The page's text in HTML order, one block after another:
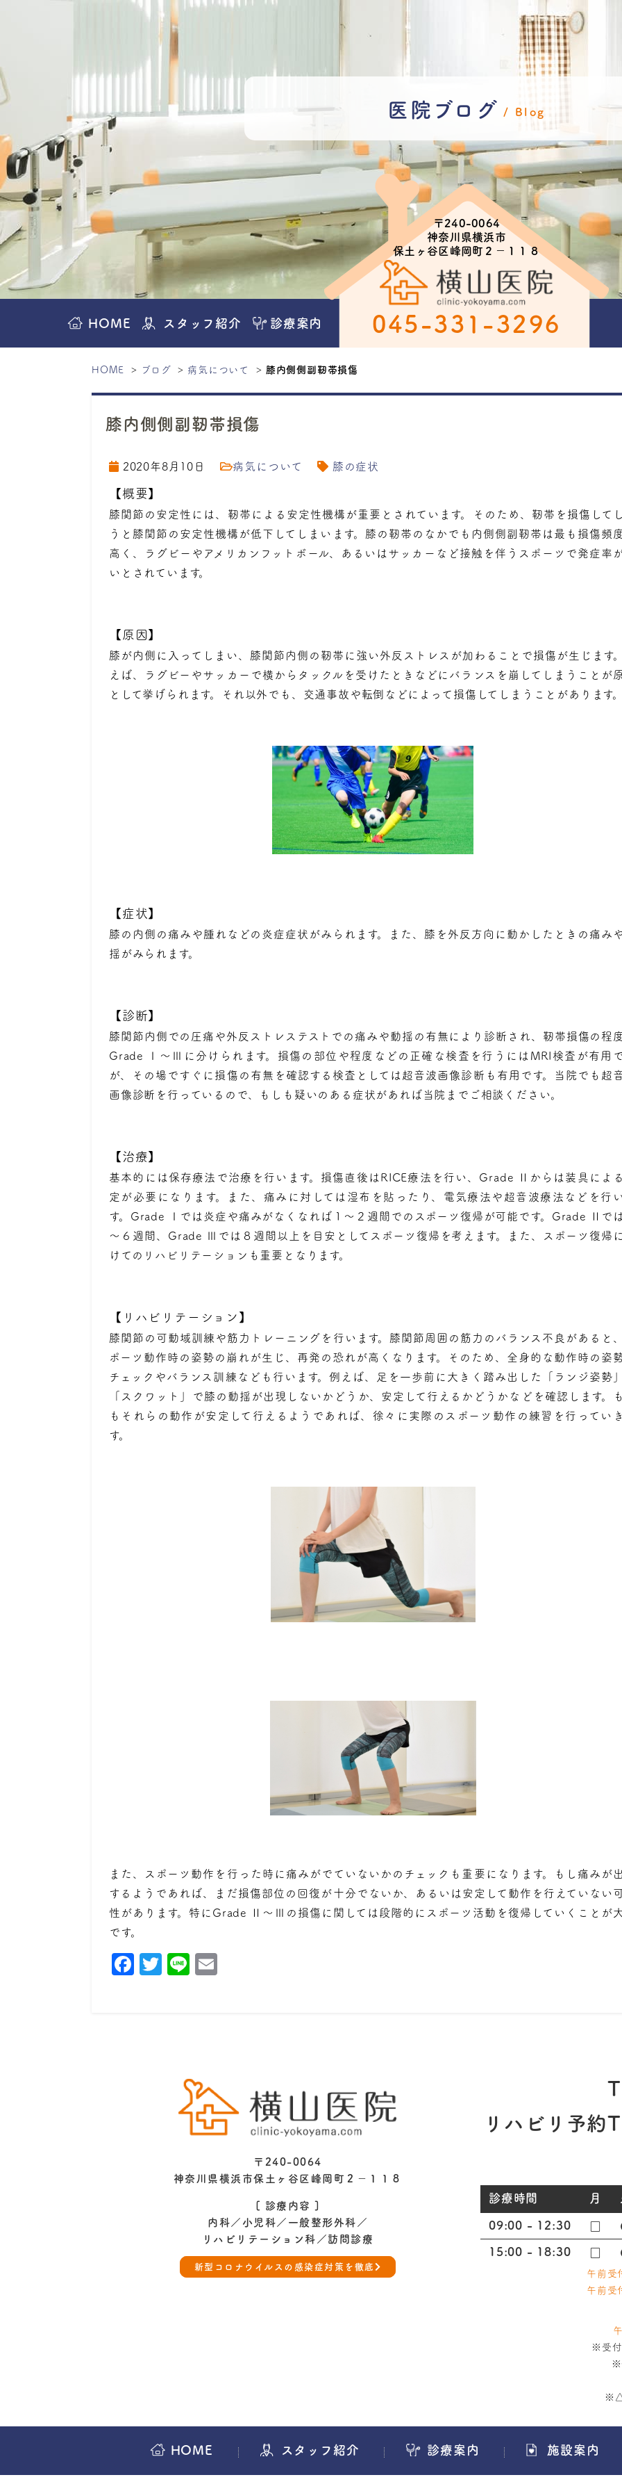
045-331-3296
〒240-0064
神奈川県横浜市
保土ヶ谷区峰岡町２−１１８
HOME スタッフ紹介 診療案内
医院ブログ Blog
HOME ブログ 病気について 膝内側側副靭帯損傷
膝内側側副靭帯損傷
2020年8月10日 病気について 膝の症状
【概要】
膝関節の安定性には、靭帯による安定性機構が重要とされています。そのため、靭帯を損傷して
うと膝関節の安定性機構が低下してしまいます。膝の靭帯のなかでも内側側副靭帯は最も損傷頻
高く、ラグビーやアメリカンフットボール、あるいはサッカーなど接触を伴うスポーツで発症率
いとされています。
【原因】
膝が内側に入ってしまい、膝関節内側の靭帯に強い外反ストレスが加わることで損傷が生じます
えば、ラグビーやサッカーで横からタックルを受けたときなどにバランスを崩してしまうことが
として挙げられます。それ以外でも、交通事故や転倒などによって損傷してしまうことがあります。
【症状】
膝の内側の痛みや腫れなどの炎症症状がみられます。また、膝を外反方向に動かしたときの痛み
揺がみられます。
【診断】
膝関節内側での圧痛や外反ストレステストでの痛みや動揺の有無により診断され、靭帯損傷の程
Grade Ⅰ～Ⅲに分けられます。損傷の部位や程度などの正確な検査を行うにはMRI検査が有用
が、その場ですぐに損傷の有無を確認する検査としては超音波画像診断も有用です。当院でも超
画像診断を行っているので、もしも疑いのある症状があれば当院までご相談ください。
【治療】
基本的には保存療法で治療を行います。損傷直後はRICE療法を行い、Grade Ⅱからは装具によ
定が必要になります。また、痛みに対しては湿布を貼ったり、電気療法や超音波療法などを行
す。Grade Ⅰでは炎症や痛みがなくなれば１～２週間でのスポーツ復帰が可能です。Grade Ⅱで
～６週間、Grade Ⅲでは８週間以上を目安としてスポーツ復帰を考えます。また、スポーツ復帰
けてのリハビリテーションも重要となります。
【リハビリテーション】
膝関節の可動域訓練や筋力トレーニングを行います。膝関節周囲の筋力のバランス不良があると
ポーツ動作時の姿勢の崩れが生じ、再発の恐れが高くなります。そのため、全身的な動作時の姿
チェックやバランス訓練なども行います。例えば、足を一歩前に大きく踏み出した「ランジ姿勢
「スクワット」で膝の動揺が出現しないかどうか、安定して行えるかどうかなどを確認します。も
もそれらの動作が安定して行えるようであれば、徐々に実際のスポーツ動作の練習を行ってい
す。
また、スポーツ動作を行った時に痛みがでていないかのチェックも重要になります。もし痛みが
するようであれば、まだ損傷部位の回復が十分でないか、あるいは安定して動作を行えていない
性があります。特にGrade Ⅱ～Ⅲの損傷に関しては段階的にスポーツ活動を復帰していくことが
です。
Facebook
Twitter
Line
〒240-0064
神奈川県横浜市保土ヶ谷区峰岡町２−１１８
[ 診療内容 ]
内科／小児科／一般整形外科／
リハビリテーション科／訪問診療
新型コロナウイルスの感染症対策を徹底
リハビリ予約
診療時間 月
09:00 - 12:30
15:00 - 18:30
午前受
午前受
※受付
※
※
HOME スタッフ紹介 診療案内 施設案内